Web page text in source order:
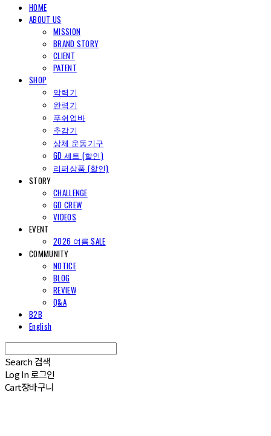
HOME
ABOUT US
MISSION
BRAND STORY
CLIENT
PATENT
SHOP
악력기
완력기
푸쉬업바
추감기
상체 운동기구
GD 세트 (할인)
리퍼상품 (할인)
STORY
CHALLENGE
GD CREW
VIDEOS
EVENT
2026 여름 SALE
COMMUNITY
NOTICE
BLOG
REVIEW
Q&A
B2B
English
Search 검색
Log In로그인
Cart장바구니